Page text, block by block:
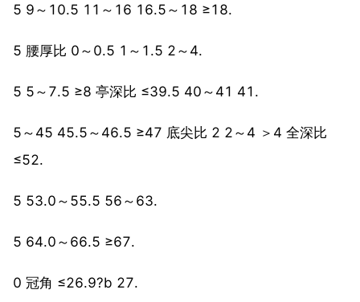
5 9～10.5 11～16 16.5～18 ≥18.
5 腰厚比 0～0.5 1～1.5 2～4.
5 5～7.5 ≥8 亭深比 ≤39.5 40～41 41.
5～45 45.5～46.5 ≥47 底尖比 2 2～4 ＞4 全深比
≤52.
5 53.0～55.5 56～63.
5 64.0～66.5 ≥67.
0 冠角 ≤26.9?b 27.